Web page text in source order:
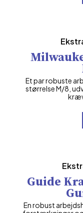
Et par robuste
størrelse M/8,
Guide
En robust